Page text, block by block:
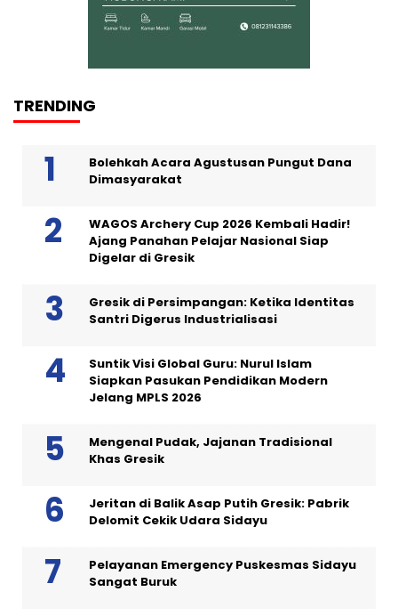
TRENDING
Bolehkah Acara Agustusan Pungut Dana
Dimasyarakat
WAGOS Archery Cup 2026 Kembali Hadir!
Ajang Panahan Pelajar Nasional Siap
Digelar di Gresik
Gresik di Persimpangan: Ketika Identitas
Santri Digerus Industrialisasi
Suntik Visi Global Guru: Nurul Islam
Siapkan Pasukan Pendidikan Modern
Jelang MPLS 2026
Mengenal Pudak, Jajanan Tradisional
Khas Gresik
Jeritan di Balik Asap Putih Gresik: Pabrik
Delomit Cekik Udara Sidayu
Pelayanan Emergency Puskesmas Sidayu
Sangat Buruk